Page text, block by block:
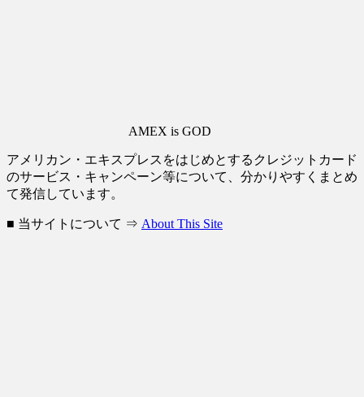
AMEX is GOD
アメリカン・エキスプレスをはじめとするクレジットカード
のサービス・キャンペーン等について、分かりやすくまとめ
て発信しています。
■ 当サイトについて ⇒ About This Site